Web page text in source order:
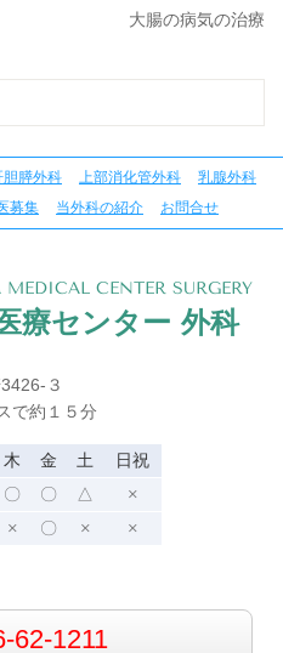
大腸の病気の治療
胆膵外科 上部消化管外科
乳腺外科
募集 当外科の紹介 お問合せ
CENTER SURGERY
療センター 外科
３
で約１５分
木 金 土
日祝
〇 〇 △
×
× 〇 × ×
62-1211